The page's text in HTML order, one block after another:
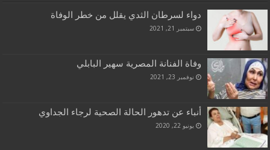
دواء لسرطان الثدي يقلل من خطر الوفاة
سبتمبر 21, 2021
وفاة الفنانة المصرية سهير البابلي
نوفمبر 23, 2021
أنباء عن تدهور الحالة الصحية لرجاء الجداوي
يونيو 22, 2020